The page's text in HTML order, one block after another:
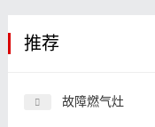
推荐
故障燃气灶